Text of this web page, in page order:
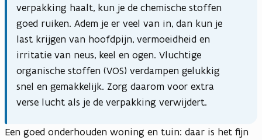
verpakking haalt, kun je de chemische stoffen
goed ruiken. Adem je er veel van in, dan kun je
last krijgen van hoofdpijn, vermoeidheid en
irritatie van neus, keel en ogen. Vluchtige
organische stoffen (VOS) verdampen gelukkig
snel en gemakkelijk. Zorg daarom voor extra
verse lucht als je de verpakking verwijdert.
Een goed onderhouden woning en tuin: daar is het fijn